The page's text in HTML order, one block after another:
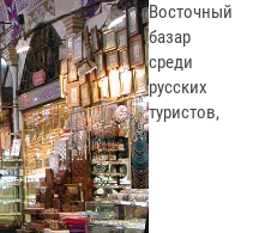
Восточный
базар
среди
русских
туристов,